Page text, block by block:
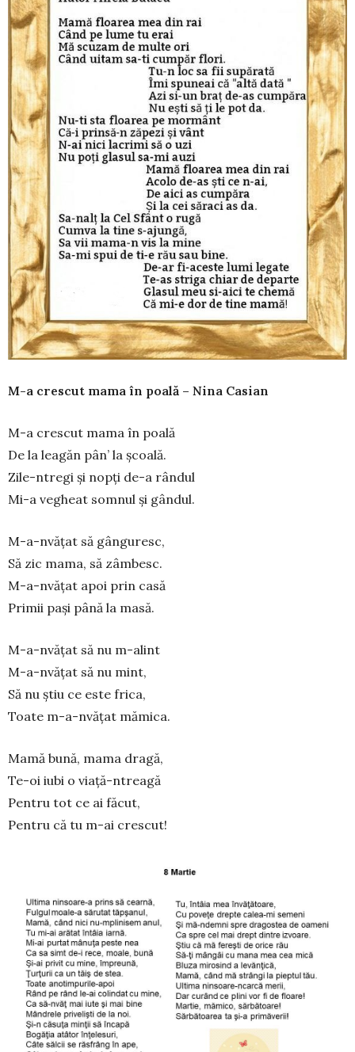
M-a crescut mama în poală – Nina Casian
M-a crescut mama în poală
De la leagăn pân’ la școală.
Zile-ntregi și nopți de-a rândul
Mi-a vegheat somnul și gândul.
M-a-nvățat să gânguresc,
Să zic mama, să zâmbesc.
M-a-nvățat apoi prin casă
Primii pași până la masă.
M-a-nvățat să nu m-alint
M-a-nvățat să nu mint,
Să nu știu ce este frica,
Toate m-a-nvățat mămica.
Mamă bună, mama dragă,
Te-oi iubi o viață-ntreagă
Pentru tot ce ai făcut,
Pentru că tu m-ai crescut!